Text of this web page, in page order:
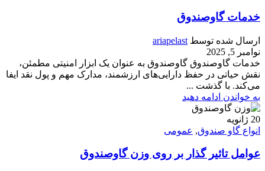
خدمات گاوصندوق
ارسال شده توسط ariapelast
نوامبر 5, 2025
خدمات گاوصندوق گاوصندوق به عنوان یک ابزار امنیتی مطمئن،
نقش حیاتی در حفظ دارایی‌های ارزشمند، مدارک مهم و پول نقد ایفا
می‌کند. با گذشت ...
به خواندن ادامه دهید
20 ژانویه
انواع گاو صندوق, عمومی
عوامل تاثیر گذار بر روی وزن گاوصندوق